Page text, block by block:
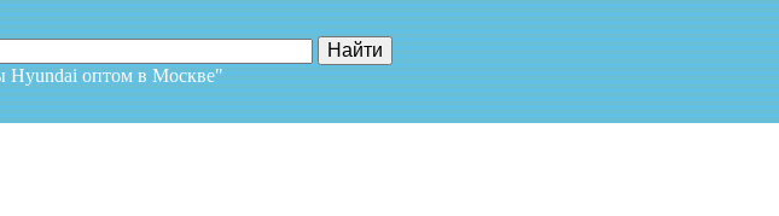
Hyundai оптом в Москве"